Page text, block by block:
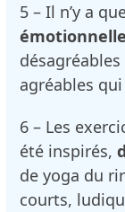
5 – Il n’y a
émotionnelle
agréables
6 – Les
été inspirés,
de yoga du
courts,